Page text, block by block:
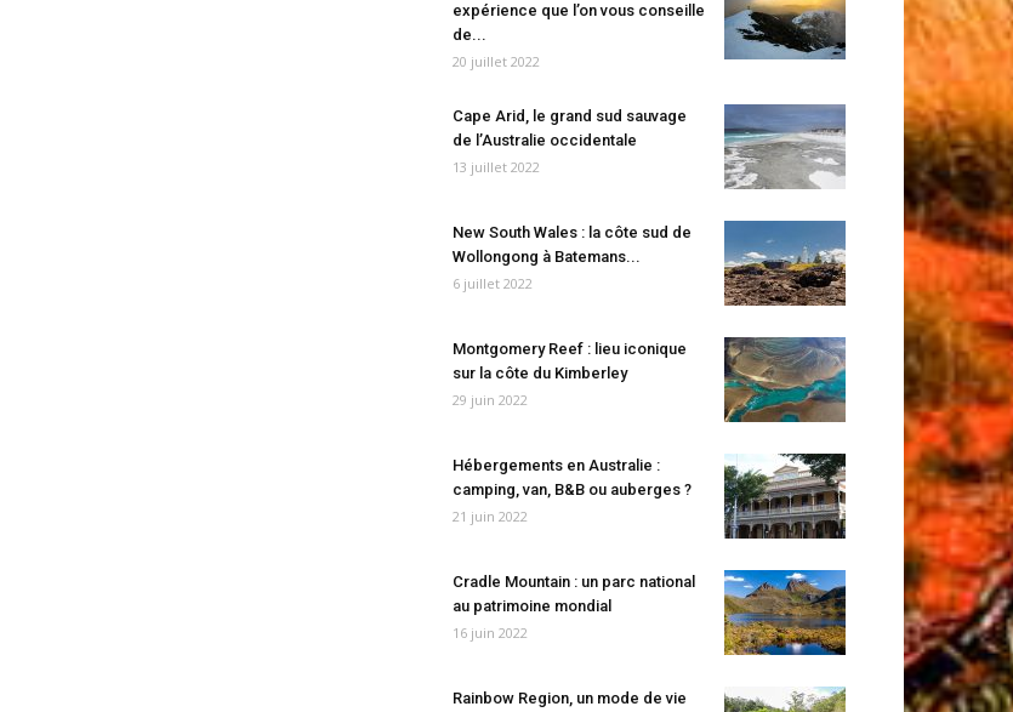
expérience que l’on vous conseille
de...
20 juillet 2022
Cape Arid, le grand sud sauvage
de l’Australie occidentale
13 juillet 2022
New South Wales : la côte sud de
Wollongong à Batemans...
6 juillet 2022
Montgomery Reef : lieu iconique
sur la côte du Kimberley
29 juin 2022
Hébergements en Australie :
camping, van, B&B ou auberges ?
21 juin 2022
Cradle Mountain : un parc national
au patrimoine mondial
16 juin 2022
Rainbow Region, un mode de vie